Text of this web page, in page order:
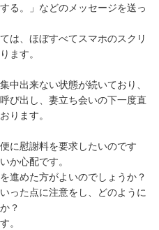
る。」などのメッセージを送っ
は、ほぼすべてスマホのスクリ
ます。
中出来ない状態が続いており、
び出し、妻立ち会いの下一度直
ります。
に慰謝料を要求したいのです
か心配です。
進めた方がよいのでしょうか？
った点に注意をし、どのように
？
。